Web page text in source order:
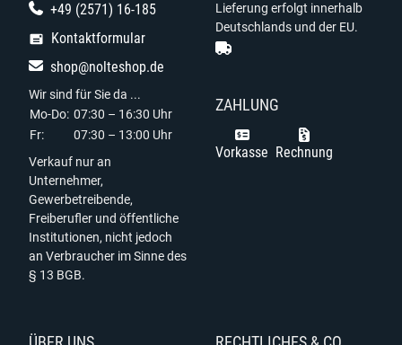
+49 (2571) 16-185
Kontaktformular
shop@nolteshop.de
Wir sind für Sie da ...
Mo-Do: 07:30 – 16:30 Uhr
Fr:
07:30 – 13:00 Uhr
Verkauf nur an
Unternehmer,
Gewerbetreibende,
Freiberufler und öffentliche
Institutionen, nicht jedoch
an Verbraucher im Sinne des
§ 13 BGB.
Lieferung erfolgt innerhalb
Deutschlands und der EU.
ZAHLUNG
Vorkasse Rechnung